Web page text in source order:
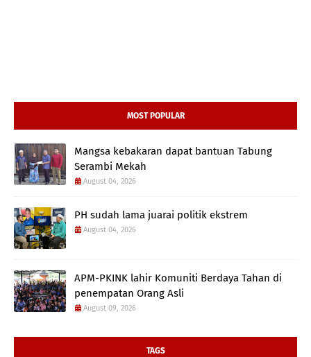
MOST POPULAR
Mangsa kebakaran dapat bantuan Tabung
Serambi Mekah
August 04, 2026
PH sudah lama juarai politik ekstrem
August 04, 2026
APM-PKINK lahir Komuniti Berdaya Tahan di
penempatan Orang Asli
August 09, 2026
TAGS